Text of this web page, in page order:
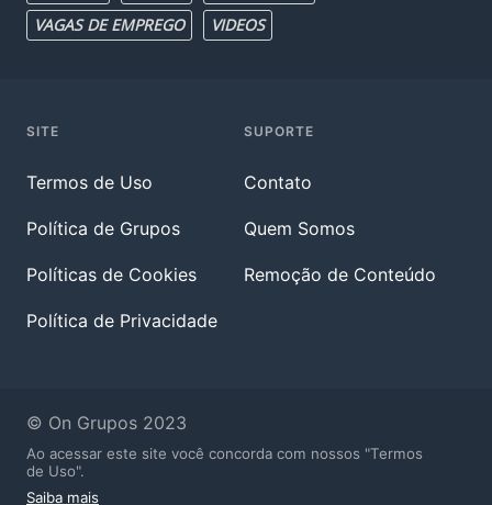
VAGAS DE EMPREGO
VIDEOS
SITE
Termos de Uso
Política de Grupos
Políticas de Cookies
Política de Privacidade
SUPORTE
Contato
Quem Somos
Remoção de Conteúdo
© On Grupos 2023
Ao acessar este site você concorda com nossos "Termos
de Uso".
Saiba mais